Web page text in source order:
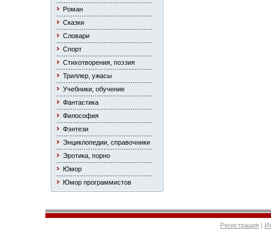
Роман
Сказки
Словари
Спорт
Стихотворения, поэзия
Триллер, ужасы
Учебники, обучение
Фантастика
Философия
Фэнтези
Энциклопедии, справочники
Эротика, порно
Юмор
Юмор программистов
Регистрация |